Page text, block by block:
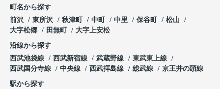
町名から探す
前沢
東所沢 秋津町 中町 中里 保谷町
松山
大字松郷
田無町 大字上安松
沿線から探す
西武池袋線
西武新宿線 武蔵野線
東武東上線
西武国分寺線
中央線 西武拝島線 総武線 京王井の頭線
駅から探す